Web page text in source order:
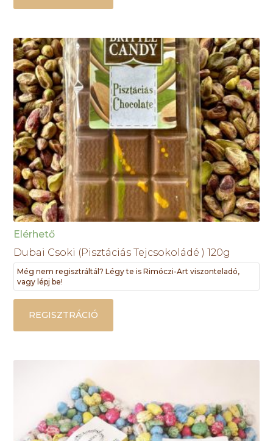
Elérhető
Dubai Csoki (Pisztáciás Tejcsokoládé ) 120g
Még nem regisztráltál? Légy te is Rimóczi-Art viszonteladó,
vagy lépj be!
REGISZTRÁCIÓ